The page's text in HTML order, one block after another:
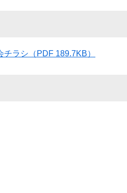
チラシ （PDF 189.7KB）